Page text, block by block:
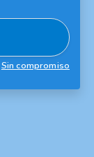
Sin compromiso